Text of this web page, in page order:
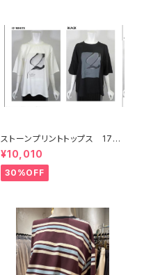
ストーンプリントトップス 176
34
¥10,010
30%OFF